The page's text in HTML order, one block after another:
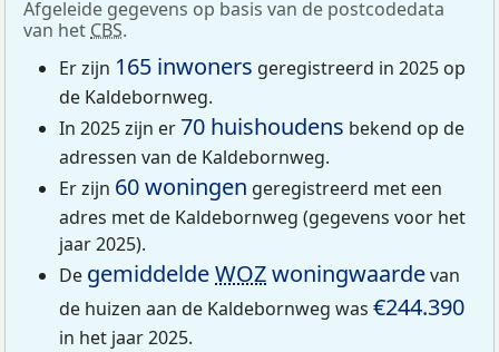
Afgeleide gegevens op basis van de postcodedata
van het CBS.
Er zijn 165 inwoners geregistreerd in 2025 op
de Kaldebornweg.
In 2025 zijn er70 huishoudens bekend op de
adressen van de Kaldebornweg.
Er zijn 60 woningen geregistreerd met een
adres met de Kaldebornweg (gegevens voor het
jaar 2025).
De gemiddeldeWOZwoningwaardevan
de huizen aan de Kaldebornweg was €244.390
in het jaar 2025.